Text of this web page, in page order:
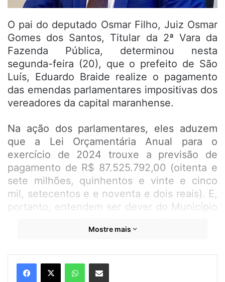
O pai do deputado Osmar Filho, Juiz Osmar
Gomes dos Santos, Titular da 2ª Vara da
Fazenda Pública, determinou nesta
segunda-feira (20), que o prefeito de São
Luís, Eduardo Braide realize o pagamento
das emendas parlamentares impositivas dos
vereadores da capital maranhense.
Na ação dos parlamentares, eles aduzem
que a Lei Orçamentária Anual para o
exercício de 2024 trouxe a previsão de
pagamento de R$ 87.525.792,00 (oitenta e
sete milhões, quinhentos e vinte e cinco
mil, setecentos e e noventa e dois reais). E,
portanto, entendem ser dever do Município
emendas parlamentares individuais
orçamento público, o que não ocorrera.
Mostre mais